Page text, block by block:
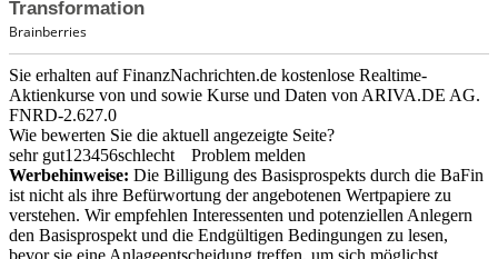
Sie erhalten auf FinanzNachrichten.de kostenlose Realtime-
Aktienkurse von und sowie Kurse und Daten von ARIVA.DE AG.
FNRD-2.627.0
Wie bewerten Sie die aktuell angezeigte Seite?
sehr gut1 23456schlecht
Problem melden
Werbehinweise: Die Billigung des Basisprospekts durch die BaFin
ist nicht als ihre Befürwortung der angebotenen Wertpapiere zu
verstehen. Wir empfehlen Interessenten und potenziellen Anlegern
den Basisprospekt und die Endgültigen Bedingungen zu lesen,